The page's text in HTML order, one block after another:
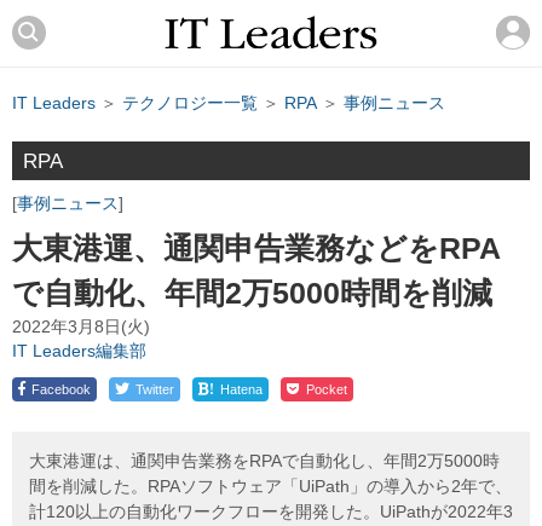
IT Leaders ＞ テクノロジー一覧 ＞ RPA ＞ 事例ニュース
RPA
事例ニュース
大東港運、通関申告業務などをRPA
で自動化、年間2万5000時間を削減
2022年3月8日(火)
IT Leaders編集部
Facebook Twitter ! Hatena Pocket
大東港運は、通関申告業務をRPAで自動化し、年間2万5000時
間を削減した。RPAソフトウェア「UiPath」の導入から2年で、
計120以上の自動化ワークフローを開発した。UiPathが2022年3